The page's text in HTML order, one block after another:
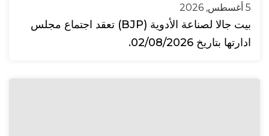
5 أغسطس, 2026
بيت جالا لصناعة الأدوية (BJP) تعقد اجتماع مجلس
ادارتها بتاريخ 02/08/2026.